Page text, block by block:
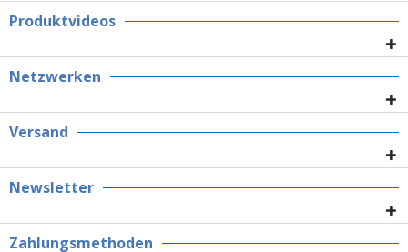
Produktvideos
Netzwerken
Versand
Newsletter
Zahlungsmethoden